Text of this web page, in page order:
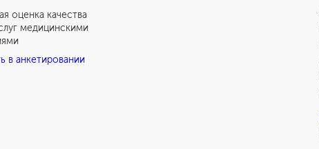
оценка качества
медицинскими
в анкетировании